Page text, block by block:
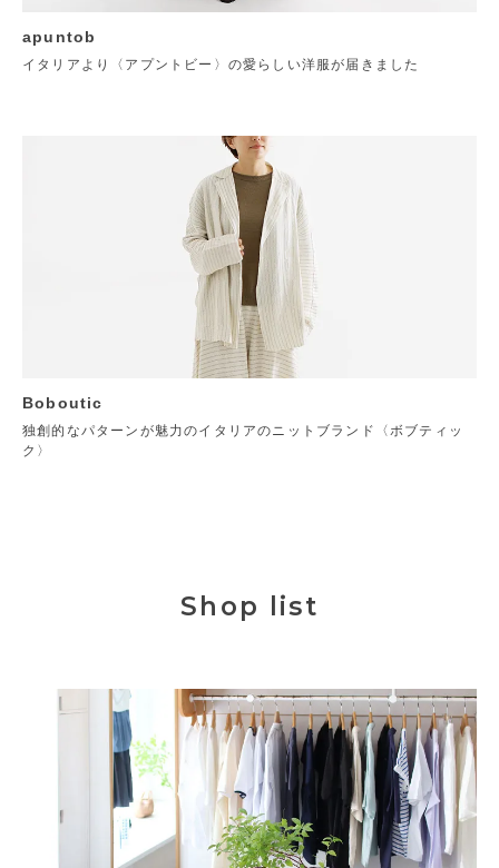
apuntob
イタリアより〈アプントビー〉の愛らしい洋服が届きました
Boboutic
独創的なパターンが魅力のイタリアのニットブランド〈ボブティッ
ク〉
Shop list